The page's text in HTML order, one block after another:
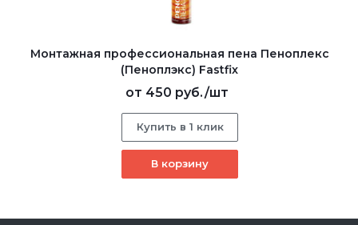
Монтажная профессиональная пена Пеноплекс
(Пеноплэкс) Fastfix
от 450 руб./шт
Купить в 1 клик
В корзину